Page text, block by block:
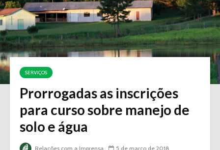
SERVIÇOS
Prorrogadas as inscrições
para curso sobre manejo de
solo e água
Relações com a Imprensa
5 de março de 2018